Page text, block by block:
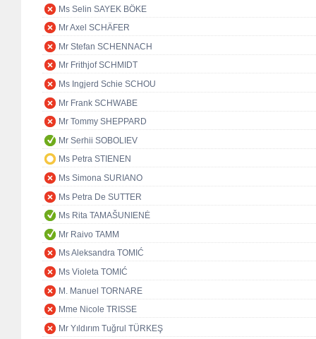
Ms Selin SAYEK BÖKE
Mr Axel SCHÄFER
Mr Stefan SCHENNACH
Mr Frithjof SCHMIDT
Ms Ingjerd Schie SCHOU
Mr Frank SCHWABE
Mr Tommy SHEPPARD
Mr Serhii SOBOLIEV
Ms Petra STIENEN
Ms Simona SURIANO
Ms Petra De SUTTER
Ms Rita TAMAŠUNIENĖ
Mr Raivo TAMM
Ms Aleksandra TOMIĆ
Ms Violeta TOMIĆ
M. Manuel TORNARE
Mme Nicole TRISSE
Mr Yıldırım Tuğrul TÜRKEŞ